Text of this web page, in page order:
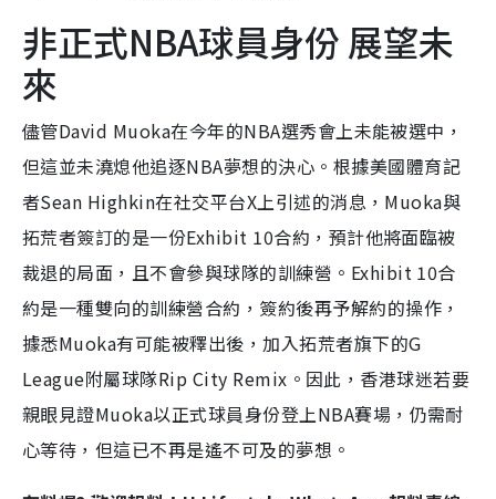
非正式NBA球員身份 展望未
來
儘管David Muoka在今年的NBA選秀會上未能被選中，
但這並未澆熄他追逐NBA夢想的決心。根據美國體育記
者Sean Highkin在社交平台X上引述的消息，Muoka與
拓荒者簽訂的是一份Exhibit 10合約，預計他將面臨被
裁退的局面，且不會參與球隊的訓練營。Exhibit 10合
約是一種雙向的訓練營合約，簽約後再予解約的操作，
據悉Muoka有可能被釋出後，加入拓荒者旗下的G
League附屬球隊Rip City Remix。因此，香港球迷若要
親眼見證Muoka以正式球員身份登上NBA賽場，仍需耐
心等待，但這已不再是遙不可及的夢想。